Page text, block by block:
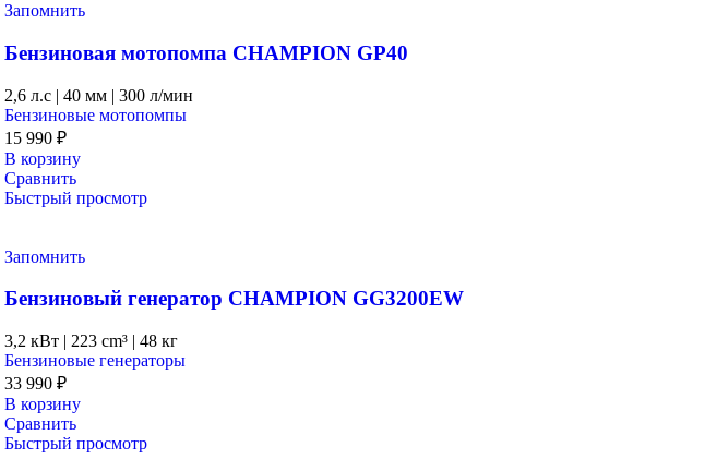
Запомнить
Бензиновая мотопомпа CHAMPION GP40
2,6 л.с | 40 мм | 300 л/мин
Бензиновые мотопомпы
15 990 ₽
В корзину
Сравнить
Быстрый просмотр
Запомнить
Бензиновый генератор CHAMPION GG3200EW
3,2 кВт | 223 cm³ | 48 кг
Бензиновые генераторы
33 990 ₽
В корзину
Сравнить
Быстрый просмотр